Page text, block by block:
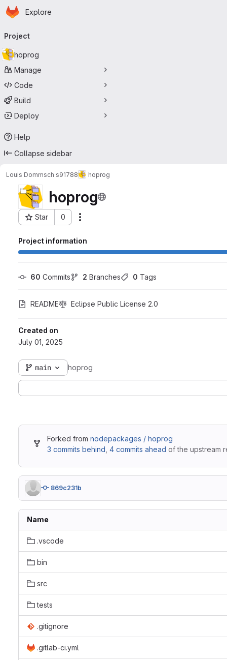
Skip to main content
Homepage
Explore
navigation
Project
hoprog
Manage
Code
Build
Deploy
Help
Collapse sidebar
Louis Dommsch s91788 hoprog
hoprog
Star 0
Project ID: 26857
Project information
60 Commits 2 Branches 0 Tags
README Eclipse Public License 2.0
Created on
July 01, 2025
main hoprog
Forked from nodepackages / hoprog
3 commits behind 4 commits ahead of the upstream
869c231b
Name
.vscode
bin
src
tests
.gitignore
.gitlab-ci.yml